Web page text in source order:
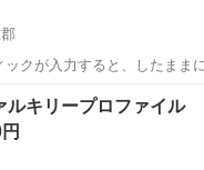
クが入力すると、したまま
せる方や、気にならない方
通には使えます。 一応ジャン
渡し希望 追記 値下げ可能...
テレビゲーム
ルキリープロファイル